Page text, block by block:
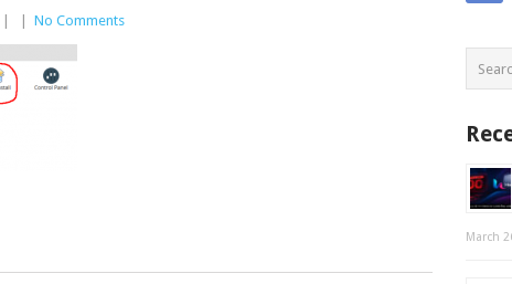
No Comments
March